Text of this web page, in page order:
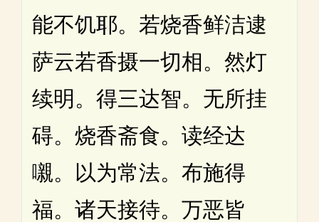
能不饥耶。若烧香鲜洁逮
萨云若香摄一切相。然灯
续明。得三达智。无所挂
碍。烧香斋食。读经达
嚫。以为常法。布施得
福。诸天接待。万恶皆